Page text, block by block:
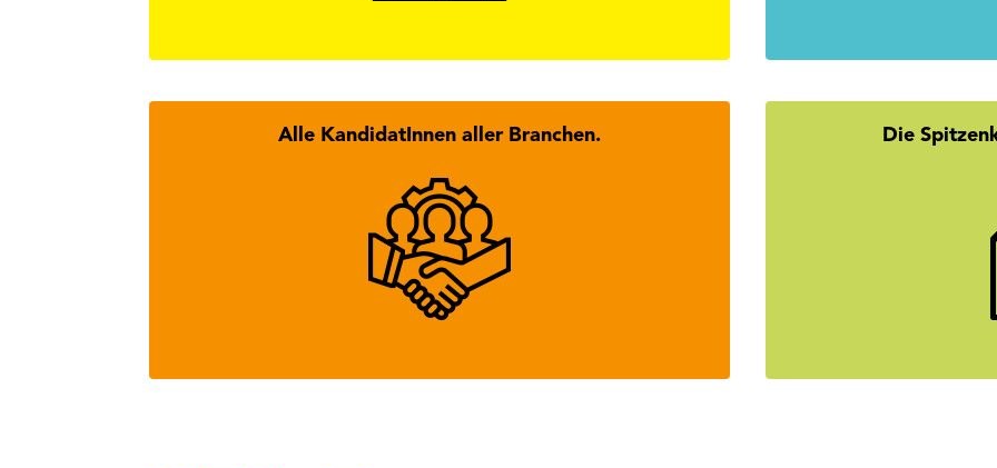
Alle KandidatInnen aller Branchen.
Hier findest Du alle KandidatInnen des Tiroler
Die
Wer steckt